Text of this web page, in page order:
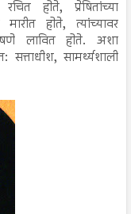
होते, प्रेषितांच्या
होते, त्यांच्यावर
लावित होते. अशा
सामर्थ्यशाली